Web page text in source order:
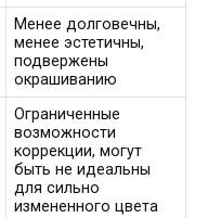
Менее долговечны,
менее эстетичны,
подвержены
окрашиванию
Ограниченные
возможности
коррекции, могут
быть не идеальны
для сильно
измененного цвета